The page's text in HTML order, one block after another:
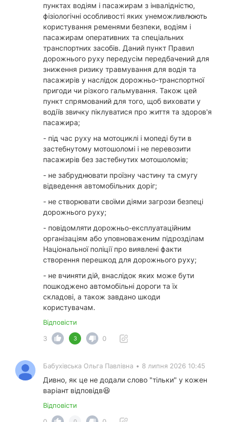
пунктах водіям і пасажирам з інвалідністю,
фізіологічні особливості яких унеможливлюють
користування ременями безпеки, водіям і
пасажирам оперативних та спеціальних
транспортних засобів. Даний пункт Правил
дорожнього руху передусім передбачений для
зниження ризику травмування для водія та
пасажирів у наслідок дорожньо-транспортної
пригоди чи різкого гальмування. Також цей
пункт спрямований для того, щоб виховати у
водіїв звичку піклуватися про життя та здоров'я
пасажира;
- під час руху на мотоциклі і мопеді бути в
застебнутому мотошоломі і не перевозити
пасажирів без застебнутих мотошоломів;
- не забруднювати проїзну частину та смугу
відведення автомобільних доріг;
- не створювати своїми діями загрози безпеці
дорожнього руху;
- повідомляти дорожньо-експлуатаційним
організаціям або уповноваженим підрозділам
Національної поліції про виявлені факти
створення перешкод для дорожнього руху;
- не вчиняти дій, внаслідок яких може бути
пошкоджено автомобільні дороги та їх
складові, а також завдано шкоди
користувачам.
Відповісти
3
3 0
Бабухівська Ольга Павлівна • 8 липня 2026 10:45
Дивно, як це не додали слово "тільки" у кожен
варіант відповідв😆
Відповісти